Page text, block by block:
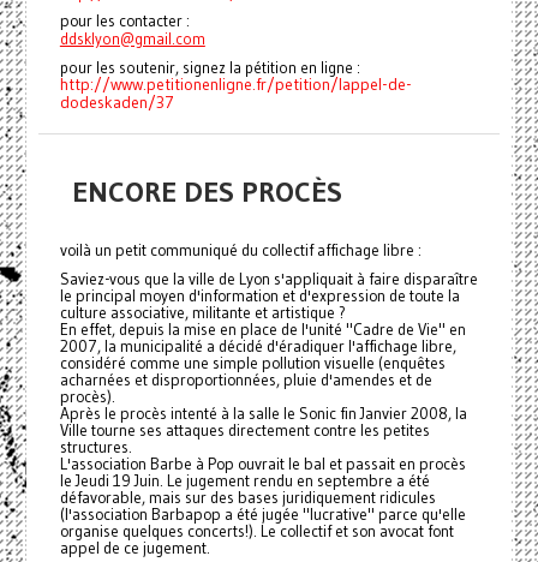
pour les contacter :
ddsklyon@gmail.com
pour les soutenir, signez la pétition en ligne :
http://www.petitionenligne.fr/petition/lappel-de-
dodeskaden/37
ENCORE DES PROCÈS
voilà un petit communiqué du collectif affichage libre :
Saviez-vous que la ville de Lyon s'appliquait à faire disparaître
le principal moyen d'information et d'expression de toute la
culture associative, militante et artistique ?
En effet, depuis la mise en place de l'unité "Cadre de Vie" en
2007, la municipalité a décidé d'éradiquer l'affichage libre,
considéré comme une simple pollution visuelle (enquêtes
acharnées et disproportionnées, pluie d'amendes et de
procès).
Après le procès intenté à la salle le Sonic fin Janvier 2008, la
Ville tourne ses attaques directement contre les petites
structures.
L'association Barbe à Pop ouvrait le bal et passait en procès
le Jeudi 19 Juin. Le jugement rendu en septembre a été
défavorable, mais sur des bases juridiquement ridicules
(l'association Barbapop a été jugée "lucrative" parce qu'elle
organise quelques concerts!). Le collectif et son avocat font
appel de ce jugement.